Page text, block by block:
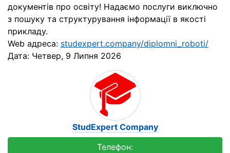
документів про освіту! Надаємо послуги виключно
з пошуку та структурування інформації в якості
прикладу.
Web адреса: studexpert.company/diplomni_roboti/
Дата: Четвер, 9 Липня 2026
StudExpert Company
Телефон: